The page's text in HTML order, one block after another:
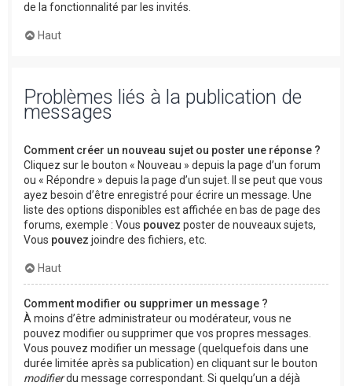
de la fonctionnalité par les invités.
Haut
Problèmes liés à la publication de
messages
Comment créer un nouveau sujet ou poster une réponse ?
Cliquez sur le bouton « Nouveau » depuis la page d’un forum
ou « Répondre » depuis la page d’un sujet. Il se peut que vous
ayez besoin d’être enregistré pour écrire un message. Une
liste des options disponibles est affichée en bas de page des
forums, exemple : Vous pouvez poster de nouveaux sujets,
Vous pouvez joindre des fichiers, etc.
Haut
Comment modifier ou supprimer un message ?
À moins d’être administrateur ou modérateur, vous ne
pouvez modifier ou supprimer que vos propres messages.
Vous pouvez modifier un message (quelquefois dans une
durée limitée après sa publication) en cliquant sur le bouton
modifierdu message correspondant. Si quelqu’un a déjà